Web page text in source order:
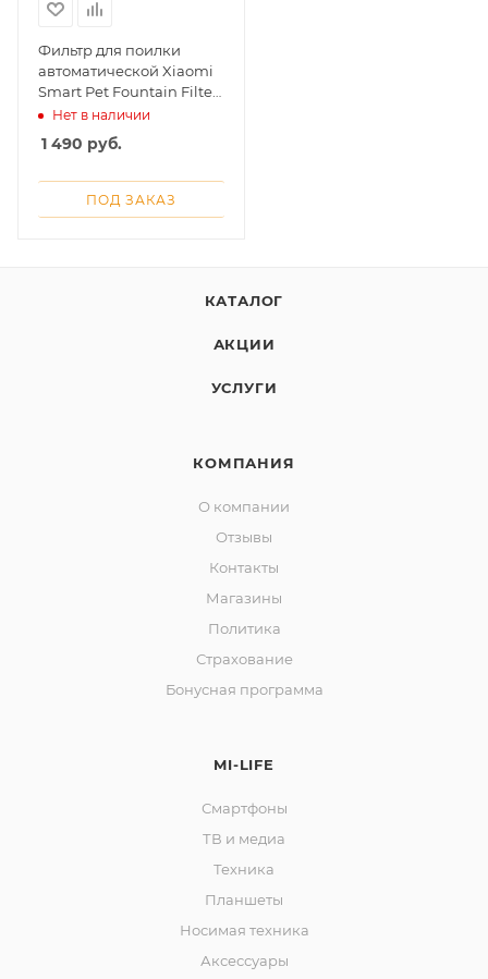
Фильтр для поилки
автоматической Xiaomi
Smart Pet Fountain Filter
2 Нет в наличии
1 490 руб.
ПОД ЗАКАЗ
КАТАЛОГ
АКЦИИ
УСЛУГИ
КОМПАНИЯ
О компании
Отзывы
Контакты
Магазины
Политика
Страхование
Бонусная программа
MI-LIFE
Смартфоны
ТВ и медиа
Техника
Планшеты
Носимая техника
Аксессуары
в корзину
Оплачивайте сегодня только
% картой любого банка
с вашей карты
каждые 2 недели
об оплате Плайтом
Остались вопросы?